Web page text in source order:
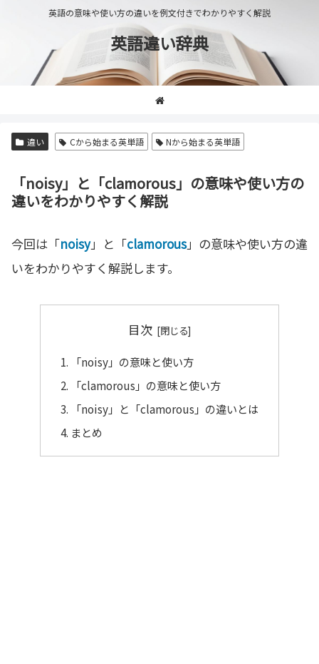
英語の意味や使い方の違いを例文付きでわかりやすく解説
英語違い辞典
違い Cから始まる英単語 Nから始まる英単語
「noisy」と「clamorous」の意味や使い方の
違いをわかりやすく解説
今回は「noisy」と「clamorous」の意味や使い方の違
いをわかりやすく解説します。
目次
「noisy」の意味と使い方
「clamorous」の意味と使い方
「noisy」と「clamorous」の違いとは
まとめ